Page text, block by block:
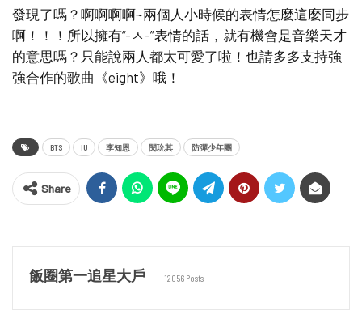
發現了嗎？啊啊啊啊~兩個人小時候的表情怎麼這麼同步
啊！！！所以擁有“-ㅅ-”表情的話，就有機會是音樂天才
的意思嗎？只能說兩人都太可愛了啦！也請多多支持強
強合作的歌曲《eight》哦！
BTS IU 李知恩 閔玧其 防彈少年團
Share
飯圈第一追星大戶 12056 Posts